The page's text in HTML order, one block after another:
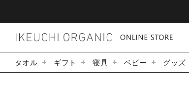
タオル ギフト 寝具 ベビー グッズ